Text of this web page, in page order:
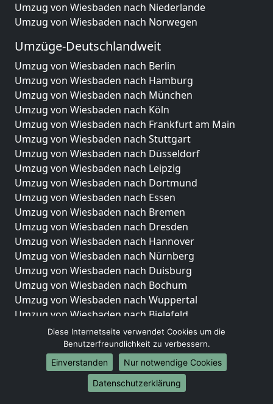
Umzug von Wiesbaden nach Niederlande
Umzug von Wiesbaden nach Norwegen
Umzüge-Deutschlandweit
Umzug von Wiesbaden nach Berlin
Umzug von Wiesbaden nach Hamburg
Umzug von Wiesbaden nach München
Umzug von Wiesbaden nach Köln
Umzug von Wiesbaden nach Frankfurt am Main
Umzug von Wiesbaden nach Stuttgart
Umzug von Wiesbaden nach Düsseldorf
Umzug von Wiesbaden nach Leipzig
Umzug von Wiesbaden nach Dortmund
Umzug von Wiesbaden nach Essen
Umzug von Wiesbaden nach Bremen
Umzug von Wiesbaden nach Dresden
Umzug von Wiesbaden nach Hannover
Umzug von Wiesbaden nach Nürnberg
Umzug von Wiesbaden nach Duisburg
Umzug von Wiesbaden nach Bochum
Umzug von Wiesbaden nach Wuppertal
Umzug von Wiesbaden nach Bielefeld
Umzug von Wiesbaden nach Bonn
Umzug von Wiesbaden nach Münster
Internationale-Umzüge
Umzug von Wiesbaden nach Brasilien
Diese Internetseite verwendet Cookies um die
Benutzerfreundlichkeit zu verbessern.
Einverstanden
Nur notwendige Cookies
Datenschutzerklärung